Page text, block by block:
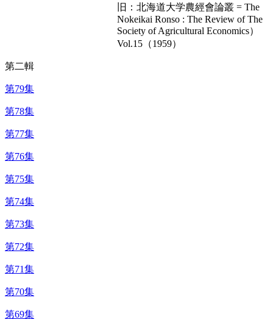
旧：北海道大学農經會論叢 = The
Nokeikai Ronso : The Review of The
Society of Agricultural Economics）
Vol.15（1959）
第二輯
第79集
第78集
第77集
第76集
第75集
第74集
第73集
第72集
第71集
第70集
第69集